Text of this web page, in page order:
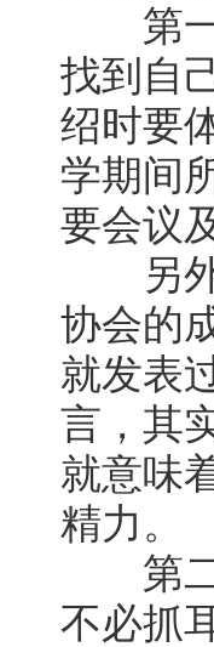
第一
找到自
绍时要
学期间
要会议
另外
协会的
就发表
言，其
就意味
精力。
第二
不必抓